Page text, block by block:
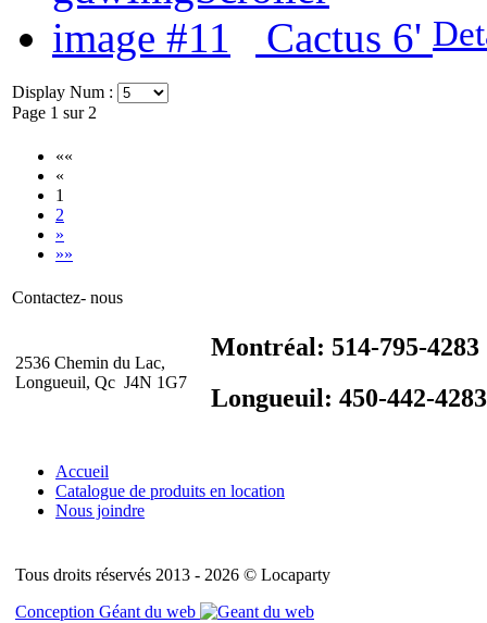
Cactus 6'
Display Num :
Page 1 sur 2
««
«
1
2
»
»»
Contactez- nous
2536 Chemin du Lac,
Longueuil, Qc J4N 1G7
Montréal: 514-795-4283
Longueuil: 450-442-4283
Accueil
Catalogue de produits en location
Nous joindre
Tous droits réservés 2013 - 2026 © Locaparty
Conception Géant du web